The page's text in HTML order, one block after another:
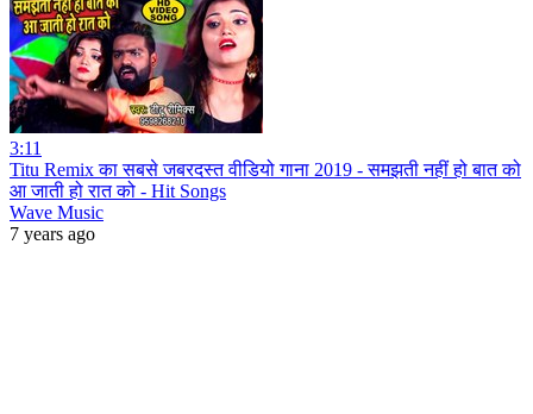
3:11
Titu Remix का सबसे जबरदस्त वीडियो गाना 2019 - समझती नहीं हो बात को
आ जाती हो रात को - Hit Songs
Wave Music
7 years ago